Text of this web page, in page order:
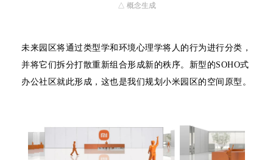
△ 概念生成
未来园区将通过类型学和环境心理学将人的行为进行分类，
并将它们拆分打散重新组合形成新的秩序。新型的SOHO式
办公社区就此形成，这也是我们规划小米园区的空间原型。